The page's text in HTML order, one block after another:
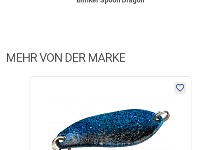
MEHR VON DER MARKE